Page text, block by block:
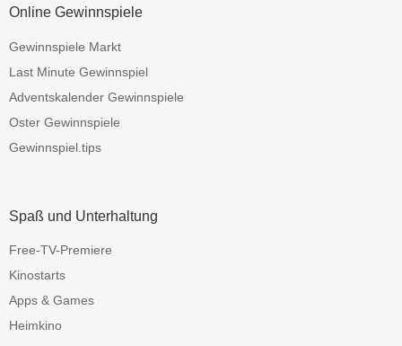
Online Gewinnspiele
Gewinnspiele Markt
Last Minute Gewinnspiel
Adventskalender Gewinnspiele
Oster Gewinnspiele
Gewinnspiel.tips
Spaß und Unterhaltung
Free-TV-Premiere
Kinostarts
Apps & Games
Heimkino